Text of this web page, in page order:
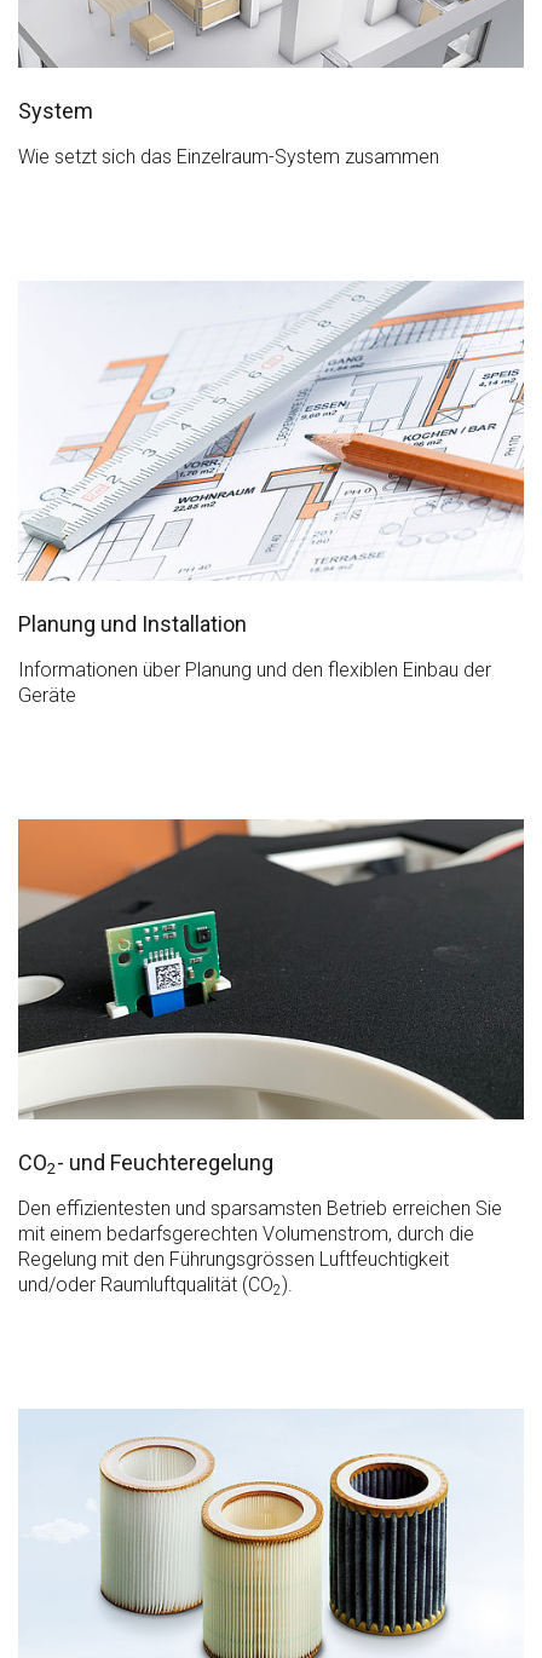
System
Wie setzt sich das Einzelraum-System zusammen
Planung und Installation
Informationen über Planung und den flexiblen Einbau der
Geräte
CO2- und Feuchteregelung
Den effizientesten und sparsamsten Betrieb erreichen Sie
mit einem bedarfsgerechten Volumenstrom, durch die
Regelung mit den Führungsgrössen Luftfeuchtigkeit
und/oder Raumluftqualität (CO2).